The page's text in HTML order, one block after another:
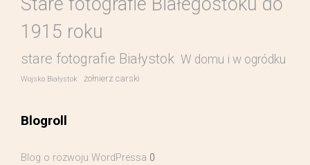
1915 roku
stare fotografie Białystok W domu i w ogródku
Wojsko Białystok żołnierz carski
Blogroll
Blog o rozwoju WordPressa 0